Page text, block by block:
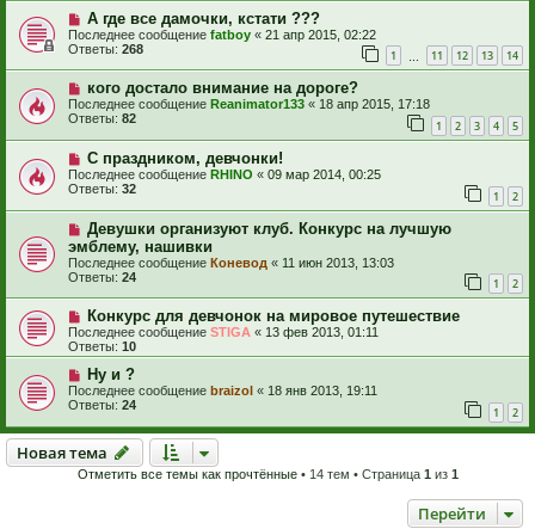
А где все дамочки, кстати ???
Последнее сообщение fatboy « 21 апр 2015, 02:22
Ответы: 268 1 11 12 13 14
кого достало внимание на дороге?
Последнее сообщение Reanimator133 « 18 апр 2015, 17:18
Ответы: 82 1 2 3 4 5
С праздником, девчонки!
Последнее сообщение RHINO « 09 мар 2014, 00:25
Ответы: 32 1 2
Девушки организуют клуб. Конкурс на лучшую
эмблему, нашивки
Последнее сообщение Коневод « 11 июн 2013, 13:03
Ответы: 24 1 2
Конкурс для девчонок на мировое путешествие
Последнее сообщение STIGA « 13 фев 2013, 01:11
Ответы: 10
Ну и ?
Последнее сообщение braizol « 18 янв 2013, 19:11
Ответы: 24 1 2
Новая тема
Новаятема
Отметить все темы как прочтённые• 14 тем • Страница 1 из 1
Перейти